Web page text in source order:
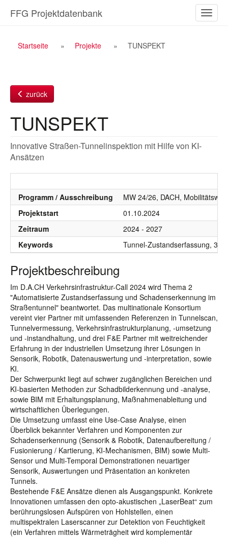
Inhalt
ein-/
FFG Projektdatenbank
Breadcrumb
Startseite Projekte TUNSPEKT
zurück
TUNSPEKT
Innovative Straßen-Tunnelinspektion mit Hilfe von KI-
Ansätzen
Programm / Ausschreibung
MW 24/26, DACH,
Projektstart
01.10.2024
Zeitraum
2024 - 2027
Keywords
Tunnel-Zustandserfassung,
Projektbeschreibung
Im D.A.CH Verkehrsinfrastruktur-Call 2024 wird Thema 2
"Automatisierte Zustandserfassung und Schadenserkennung im
Straßentunnel" beantwortet. Das multinationale Konsortium
vereint vier Partner mit umfassenden Referenzen in Tunnelscan,
Tunnelvermessung, Verkehrsinfrastrukturplanung, -umsetzung
und -instandhaltung, und drei F&E Partner mit weitreichender
Erfahrung in der industriellen Umsetzung ihrer Lösungen in
Sensorik, Robotik, Datenauswertung und -interpretation, sowie
KI.
Der Schwerpunkt liegt auf schwer zugänglichen Bereichen und
KI-basierten Methoden zur Schadbilderkennung und -analyse,
sowie BIM mit Erhaltungsplanung, Maßnahmenableitung und
wirtschaftlichen Überlegungen.
Die Umsetzung umfasst eine Use-Case Analyse, einen
Überblick bekannter Verfahren und Komponenten zur
Schadenserkennung (Sensorik & Robotik, Datenaufbereitung /
Fusionierung / Kartierung, KI-Mechanismen, BIM) sowie Multi-
Sensor und Multi-Temporal Demonstrationen neuartiger
Sensorik, Auswertungen und Präsentation an konkreten
Tunnels.
Bestehende F&E Ansätze dienen als Ausgangspunkt. Konkrete
Innovationen umfassen den opto-akustischen „LaserBeat“ zum
berührungslosen Aufspüren von Hohlstellen, einen
multispektralen Laserscanner zur Detektion von Feuchtigkeit
(ein Verfahren mittels Wärmeträgheit wird komplementär